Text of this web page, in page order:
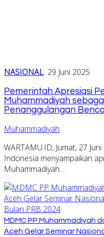
NASIONAL 29 Juni 2025
Pemerintah Apresiasi
Muhammadiyah
Penanggulangan
Muhammadiyah
WARTAMU.ID, Jumat, 27
Indonesia menyampaikan
Muhammadiyah…
MDMC PP Muhammadiyah
Aceh Gelar Seminar